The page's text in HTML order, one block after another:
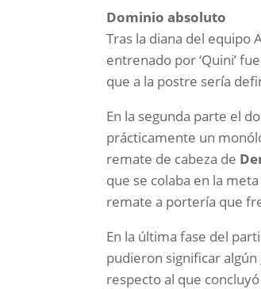
Dominio absoluto
Tras la diana del equipo
entrenado por ‘Quini’
que a la postre sería
En la segunda parte el
prácticamente un
remate de cabeza de
que se colaba en la
remate a portería que
En la última fase del
pudieron significar
respecto al que